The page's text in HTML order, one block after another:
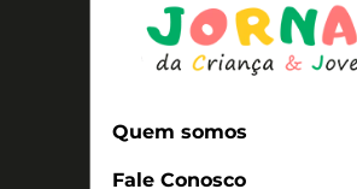
Quem somos
Fale Conosco